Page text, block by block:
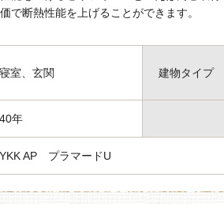
で断熱性能を上げることができます。
寝室、玄関 建物タイプ
40年
YKK AP プラマードU